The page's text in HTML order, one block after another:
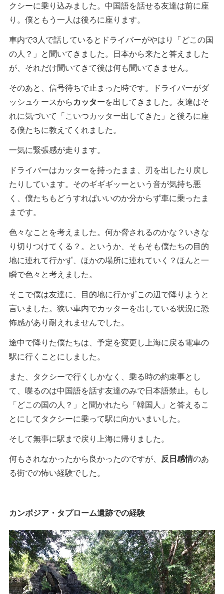
クシーに乗り込みました。中国語を話せる友達は前に座
り。僕ともう一人は後ろに座ります。
車内で3人で話しているとドライバーがやはり「どこの国
の人？」と聞いてきました。日本から来たと答えました
が、それだけ聞いてきて後は何も聞いてきません。
そのあと、信号待ちで止まった時です。ドライバーがダ
ッシュケースからカッターを出してきました。友達はそ
れに気づいて「こいつカッター出してきた」と後ろに座
る僕たちに教えてくれました。
一気に緊張感が走ります。
ドライバーはカッターを持ったまま、刃を出したり戻し
たりしています。そのギギギッーという音が気持ち悪
く、僕たちもどうすればいいのか分からず車に乗ったま
まです。
色々なことを考えました。何か脅されるのかな？いきな
り切りつけてくる？。というか、そもそも僕たちの目的
地に連れて行かず、ほかの場所に連れていく？ほんと一
瞬で色々と考えました。
そこで僕は友達に、目的地に行かずこの辺で降りようと
言いました。狭い車内でカッターを出している状況に恐
怖感があり耐えれませんでした。
途中で降りた僕たちは、予定を変更し上海に戻る電車の
駅に行くことにしました。
また、タクシーで行くしかなく、乗る時の約束事とし
て、喋るのは中国語を話す友達のみで日本語禁止。もし
「どこの国の人？」と聞かれたら「韓国人」と答えるこ
とにしてタクシーに乗って駅に向かいまいした。
そして無事に駅まで戻り上海に帰りました。
何もされなかったから良かったのですが、 反日感情のあ
る街での怖い経験でした。
カンボジア・タプローム遺跡での経験